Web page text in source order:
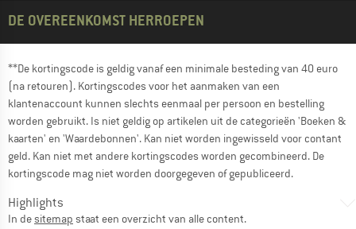
DE OVEREENKOMST HERROEPEN
**De kortingscode is geldig vanaf een minimale besteding van 40 euro
(na retouren). Kortingscodes voor het aanmaken van een
klantenaccount kunnen slechts eenmaal per persoon en bestelling
worden gebruikt. Is niet geldig op artikelen uit de categorieën 'Boeken &
kaarten' en 'Waardebonnen'. Kan niet worden ingewisseld voor contant
geld. Kan niet met andere kortingscodes worden gecombineerd. De
kortingscode mag niet worden doorgegeven of gepubliceerd.
Highlights
In desitemap staat een overzicht van alle content.